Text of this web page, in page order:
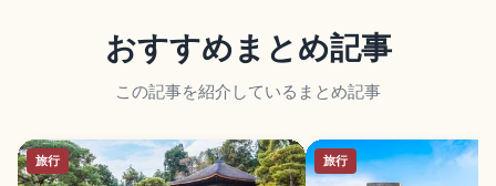
おすすめまとめ記事
この記事を紹介しているまとめ記事
旅行 旅行